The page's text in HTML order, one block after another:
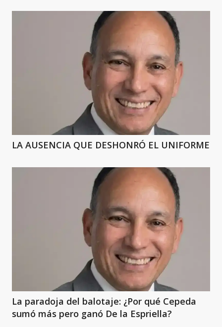
LA AUSENCIA QUE DESHONRÓ EL UNIFORME
La paradoja del balotaje: ¿Por qué Cepeda
sumó más pero ganó De la Espriella?